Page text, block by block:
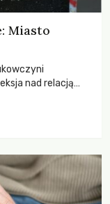
Miasto
nad relacją